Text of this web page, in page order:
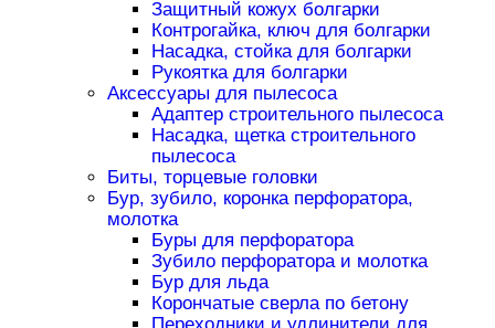
Защитный кожух болгарки
Контрогайка, ключ для болгарки
Насадка, стойка для болгарки
Рукоятка для болгарки
Аксессуары для пылесоса
Адаптер строительного пылесоса
Насадка, щетка строительного
пылесоса
Биты, торцевые головки
Бур, зубило, коронка перфоратора,
молотка
Буры для перфоратора
Зубило перфоратора и молотка
Бур для льда
Корончатые сверла по бетону